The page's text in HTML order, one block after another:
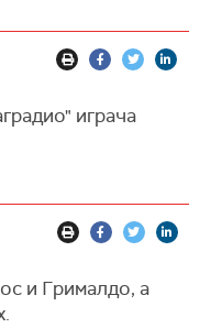
играча
и Грималдо, а